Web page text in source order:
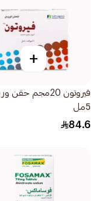
+
فيروتون 20مجم حقن
5مل
84.6